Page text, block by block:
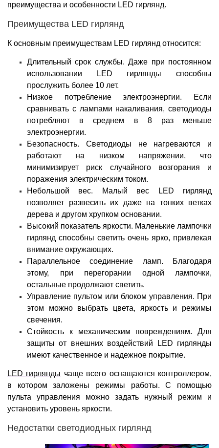
преимущества и особенности LED гирлянд.
Преимущества LED гирлянд
К основным преимуществам LED гирлянд относится:
Длительный срок службы. Даже при постоянном
использовании LED гирлянды способны
прослужить более 10 лет.
Низкое потребление электроэнергии. Если
сравнивать с лампами накаливания, светодиоды
потребляют в среднем в 8 раз меньше
электроэнергии.
Безопасность. Светодиоды не нагреваются и
работают на низком напряжении, что
минимизирует риск случайного возгорания и
поражения электрическим током.
Небольшой вес. Малый вес LED гирлянд
позволяет развесить их даже на тонких ветках
дерева и другом хрупком основании.
Высокий показатель яркости. Маленькие лампочки
гирлянд способны светить очень ярко, привлекая
внимание окружающих.
Параллельное соединение ламп. Благодаря
этому, при перегорании одной лампочки,
остальные продолжают светить.
Управление пультом или блоком управления. При
этом можно выбрать цвета, яркость и режимы
свечения.
Стойкость к механическим повреждениям. Для
защиты от внешних воздействий LED гирлянды
имеют качественное и надежное покрытие.
LED гирлянды чаще всего оснащаются контроллером,
в котором заложены режимы работы. С помощью
пульта управления можно задать нужный режим и
установить уровень яркости.
Недостатки светодиодных гирлянд